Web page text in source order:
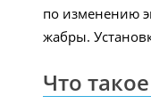
по изменению
жабры.
Что